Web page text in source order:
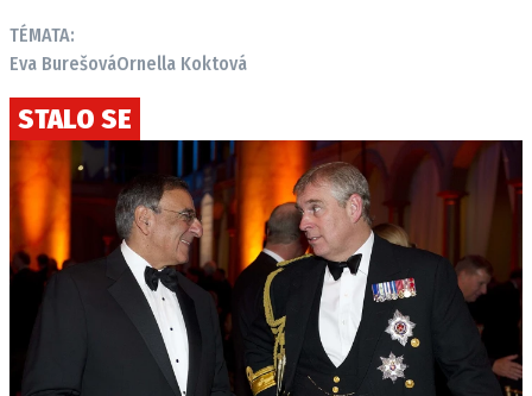
TÉMATA:
Eva BurešováOrnella Koktová
STALO SE